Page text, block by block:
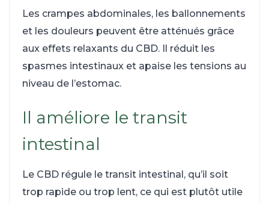
Les crampes abdominales, les ballonnements
et les douleurs peuvent être atténués grâce
aux effets relaxants du CBD. Il réduit les
spasmes intestinaux et apaise les tensions au
niveau de l’estomac.
Il améliore le transit
intestinal
Le CBD régule le transit intestinal, qu’il soit
trop rapide ou trop lent, ce qui est plutôt utile